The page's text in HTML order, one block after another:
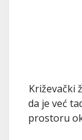
Križevački
da je već
prostoru